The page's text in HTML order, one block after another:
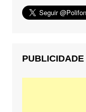
PUBLICIDADE